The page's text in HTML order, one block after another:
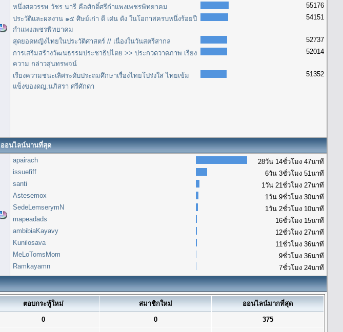
หนึ่งศตวรรษ วัชร นารี คือศักดิ์ศรีกำแพงเพชรพิทยาคม
55176
ประวัติและผลงาน ๑๕ ศิษย์เก่า ดี เด่น ดัง ในโอกาสครบหนึ่งร้อยปี
กำแพงเพชรพิทยาคม
54151
สุดยอดหญิงไทยในประวัติศาสตร์ // เนื่องในวันสตรีสากล
52737
การเสริมสร้างวัฒนธรรมประชาธิปไตย >> ประกวดวาดภาพ เรียง
ความ กล่าวสุนทรพจน์
52014
เรียงความชนะเลิศระดับประถมศึกษาเรื่องไทยโปร่งใส ไทยเข้ม
แข็งของดญ.นภิสรา ศรีศักดา
51352
ออนไลน์นานที่สุด
apairach
28วัน 14ชั่วโมง 47นาที
issuefiff
6วัน 3ชั่วโมง 51นาที
santi
1วัน 21ชั่วโมง 27นาที
Astesemox
1วัน 9ชั่วโมง 30นาที
SedeLemserymN
1วัน 2ชั่วโมง 10นาที
mapeadads
16ชั่วโมง 15นาที
ambibiaKayavy
12ชั่วโมง 27นาที
Kunilosava
11ชั่วโมง 36นาที
MeLoTomsMom
9ชั่วโมง 36นาที
Ramkayamn
7ชั่วโมง 24นาที
ตอบกระทู้ใหม่ สมาชิกใหม่ ออนไลน์มากที่สุด
0 0
375